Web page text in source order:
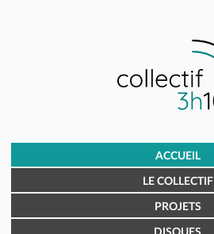
ACCUEIL
LE COLLECTIF
PROJETS